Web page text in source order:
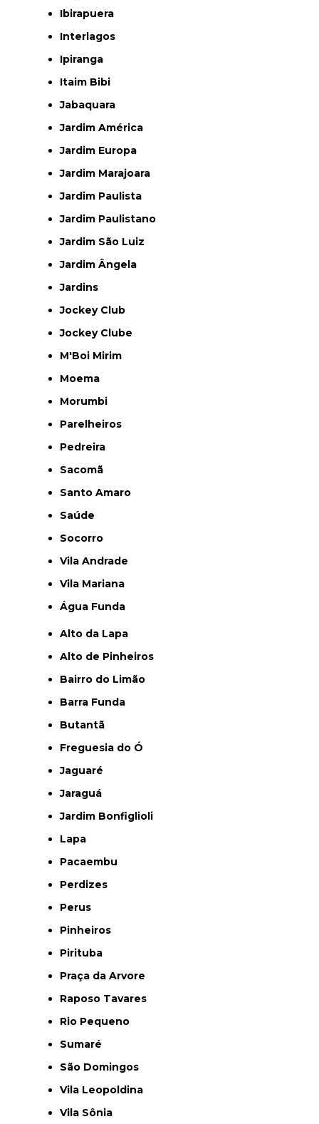
Ibirapuera
Interlagos
Ipiranga
Itaim Bibi
Jabaquara
Jardim América
Jardim Europa
Jardim Marajoara
Jardim Paulista
Jardim Paulistano
Jardim São Luiz
Jardim Ângela
Jardins
Jockey Club
Jockey Clube
M'Boi Mirim
Moema
Morumbi
Parelheiros
Pedreira
Sacomã
Santo Amaro
Saúde
Socorro
Vila Andrade
Vila Mariana
Água Funda
Alto da Lapa
Alto de Pinheiros
Bairro do Limão
Barra Funda
Butantã
Freguesia do Ó
Jaguaré
Jaraguá
Jardim Bonfiglioli
Lapa
Pacaembu
Perdizes
Perus
Pinheiros
Pirituba
Praça da Arvore
Raposo Tavares
Rio Pequeno
Sumaré
São Domingos
Vila Leopoldina
Vila Sônia